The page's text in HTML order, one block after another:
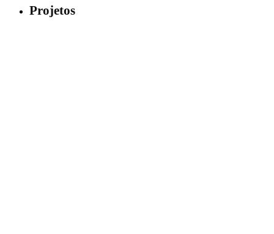
Projetos